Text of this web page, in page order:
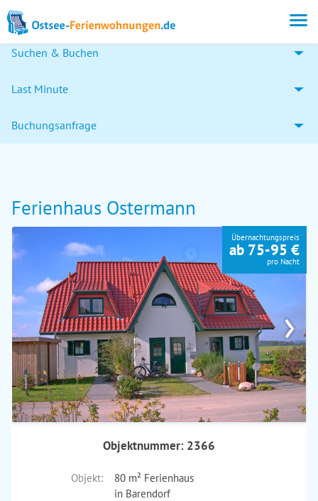
Suchen & Buchen
Last Minute
Buchungsanfrage
Ferienhaus Ostermann
›
Übernachtungspreis
ab 75-95 €
pro Nacht
Objektnummer: 2366
Objekt:
80 m² Ferienhaus
in Barendorf